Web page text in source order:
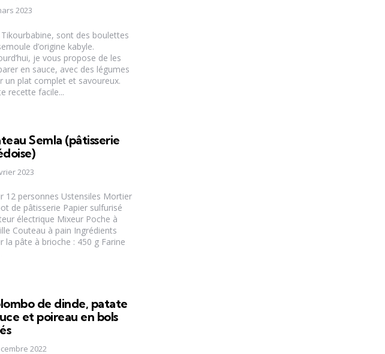
2023
Tikourbabine, sont des boulettes
d’origine kabyle.
je vous propose de les
en sauce, avec des légumes
un plat complet et savoureux.
recette facile...
Semla (pâtisserie
2023
12 personnes Ustensiles Mortier
de pâtisserie Papier sulfurisé
électrique Mixeur Poche à
Couteau à pain Ingrédients
la pâte à brioche : 450 g Farine
de dinde, patate
et poireau en bols
2022